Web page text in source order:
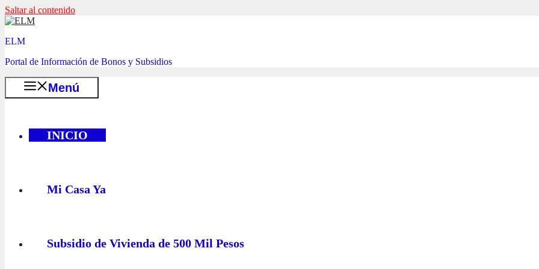
Saltar al contenido
ELM
Portal de Información de Bonos y Subsidios
Menú
INICIO
Mi Casa Ya
Subsidio de Vivienda de 500 Mil Pesos